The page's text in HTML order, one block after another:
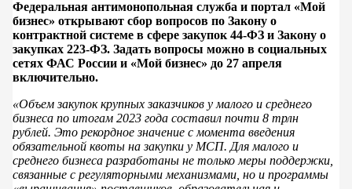
Федеральная антимонопольная служба и портал «Мой
бизнес» открывают сбор вопросов по Закону о
контрактной системе в сфере закупок 44-ФЗ и Закону о
закупках 223-ФЗ. Задать вопросы можно в социальных
сетях ФАС России и «Мой бизнес» до 27 апреля
включительно.
«Объем закупок крупных заказчиков у малого и среднего
бизнеса по итогам 2023 года составил почти 8 трлн
рублей. Это рекордное значение с момента введения
обязательной квоты на закупки у МСП. Для малого и
среднего бизнеса разработаны не только меры поддержки,
связанные с регуляторными механизмами, но и программы